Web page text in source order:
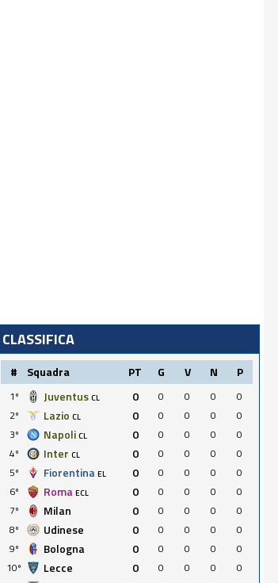
CLASSIFICA
# Squadra PT G V N P
1º Juventus CL 0 0 0 0
0
2º
Lazio CL 0 0 0 0
0
3º
Napoli CL 0 0 0 0
0
4º
Inter CL 0 0 0 0
0
5º
Fiorentina EL 0 0 0 0
0
6º
Roma ECL 0 0 0 0
0
7º
Milan 0 0 0 0
0
8º
Udinese 0 0 0 0
0
9º
Bologna 0 0 0 0
0
10º
Lecce 0 0 0 0
0